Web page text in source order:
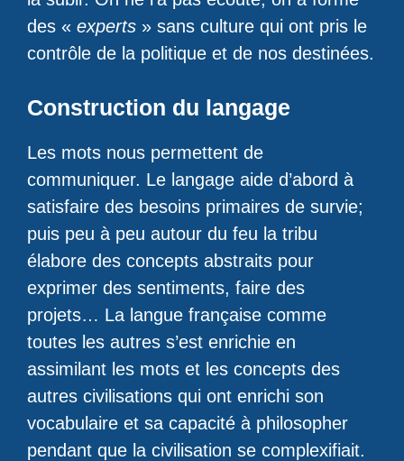
des « experts » sans culture qui ont pris le
contrôle de la politique et de nos destinées.
Construction du langage
Les mots nous permettent de
communiquer. Le langage aide d’abord à
satisfaire des besoins primaires de survie;
puis peu à peu autour du feu la tribu
élabore des concepts abstraits pour
exprimer des sentiments, faire des
projets… La langue française comme
toutes les autres s’est enrichie en
assimilant les mots et les concepts des
autres civilisations qui ont enrichi son
vocabulaire et sa capacité à philosopher
pendant que la civilisation se complexifiait.